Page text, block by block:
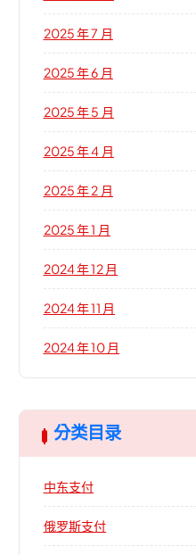
2025 年 7 月
2025 年 6 月
2025 年 5 月
2025 年 4 月
2025 年 2 月
2025 年 1 月
2024 年 12 月
2024 年 11 月
2024 年 10 月
分类目录
中东支付
俄罗斯支付